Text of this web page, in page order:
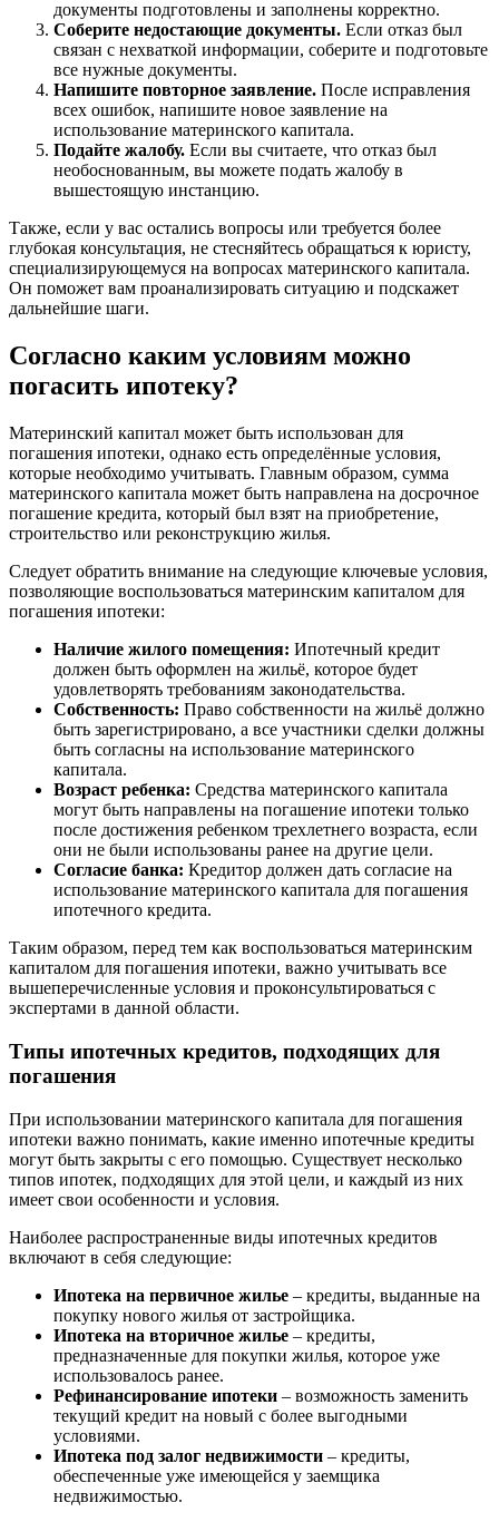
документы подготовлены и заполнены корректно.
Соберите недостающие документы. Если отказ был
связан с нехваткой информации, соберите и подготовьте
все нужные документы.
Напишите повторное заявление. После исправления
всех ошибок, напишите новое заявление на
использование материнского капитала.
Подайте жалобу. Если вы считаете, что отказ был
необоснованным, вы можете подать жалобу в
вышестоящую инстанцию.
Также, если у вас остались вопросы или требуется более
глубокая консультация, не стесняйтесь обращаться к юристу,
специализирующемуся на вопросах материнского капитала.
Он поможет вам проанализировать ситуацию и подскажет
дальнейшие шаги.
Согласно каким условиям можно
погасить ипотеку?
Материнский капитал может быть использован для
погашения ипотеки, однако есть определённые условия,
которые необходимо учитывать. Главным образом, сумма
материнского капитала может быть направлена на досрочное
погашение кредита, который был взят на приобретение,
строительство или реконструкцию жилья.
Следует обратить внимание на следующие ключевые условия,
позволяющие воспользоваться материнским капиталом для
погашения ипотеки:
Наличие жилого помещения: Ипотечный кредит
должен быть оформлен на жильё, которое будет
удовлетворять требованиям законодательства.
Собственность: Право собственности на жильё должно
быть зарегистрировано, а все участники сделки должны
быть согласны на использование материнского
капитала.
Возраст ребенка: Средства материнского капитала
могут быть направлены на погашение ипотеки только
после достижения ребенком трехлетнего возраста, если
они не были использованы ранее на другие цели.
Согласие банка: Кредитор должен дать согласие на
использование материнского капитала для погашения
ипотечного кредита.
Таким образом, перед тем как воспользоваться материнским
капиталом для погашения ипотеки, важно учитывать все
вышеперечисленные условия и проконсультироваться с
экспертами в данной области.
Типы ипотечных кредитов, подходящих для
погашения
При использовании материнского капитала для погашения
ипотеки важно понимать, какие именно ипотечные кредиты
могут быть закрыты с его помощью. Существует несколько
типов ипотек, подходящих для этой цели, и каждый из них
имеет свои особенности и условия.
Наиболее распространенные виды ипотечных кредитов
включают в себя следующие:
Ипотека на первичное жилье – кредиты, выданные на
покупку нового жилья от застройщика.
Ипотека на вторичное жилье – кредиты,
предназначенные для покупки жилья, которое уже
использовалось ранее.
Рефинансирование ипотеки – возможность заменить
текущий кредит на новый с более выгодными
условиями.
Ипотека под залог недвижимости – кредиты,
обеспеченные уже имеющейся у заемщика
недвижимостью.